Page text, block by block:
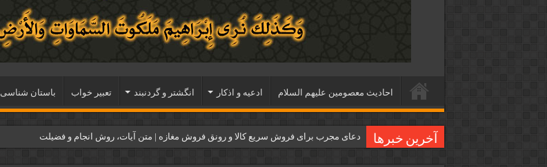
احاديث معصومين عليهم السلام ادعيه و اذكار انگشتر و گردنبند تعبیر خواب باستان شناسی
آخرین خبرها دعای مجرب برای فروش سریع کالا و رونق فروش مغازه | متن آیات، روش انجام و فضیلت